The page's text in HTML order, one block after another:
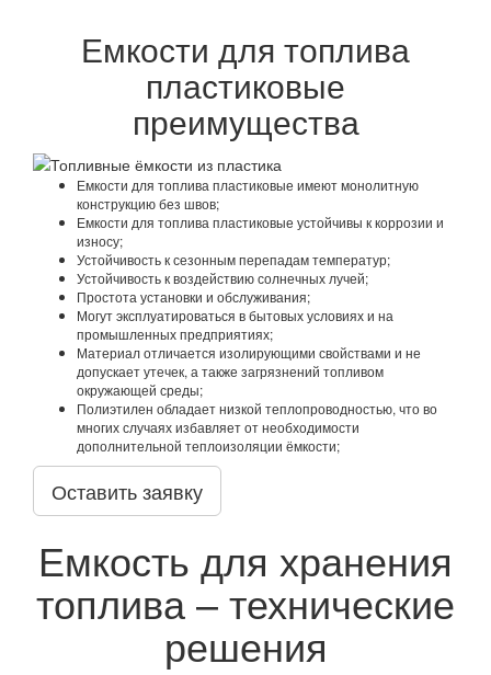
Емкости для топлива
пластиковые
преимущества
Емкости для топлива пластиковые имеют монолитную
конструкцию без швов;
Емкости для топлива пластиковые устойчивы к коррозии и
износу;
Устойчивость к сезонным перепадам температур;
Устойчивость к воздействию солнечных лучей;
Простота установки и обслуживания;
Могут эксплуатироваться в бытовых условиях и на
промышленных предприятиях;
Материал отличается изолирующими свойствами и не
допускает утечек, а также загрязнений топливом
окружающей среды;
Полиэтилен обладает низкой теплопроводностью, что во
многих случаях избавляет от необходимости
дополнительной теплоизоляции ёмкости;
Оставить заявку
Емкость для хранения
топлива – технические
решения